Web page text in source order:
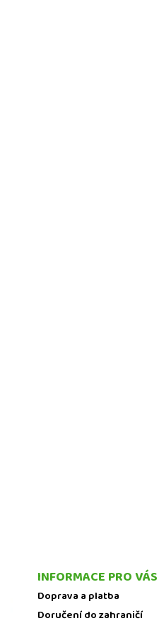
INFORMACE PRO VÁS
Doprava a platba
Doručení do zahraničí